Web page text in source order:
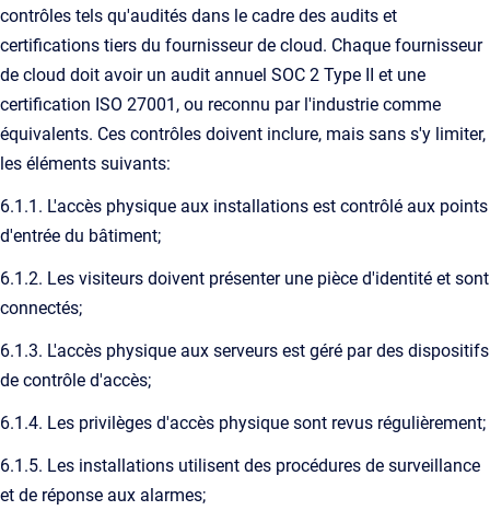
contrôles tels qu'audités dans le cadre des audits et
certifications tiers du fournisseur de cloud. Chaque fournisseur
de cloud doit avoir un audit annuel SOC 2 Type II et une
certification ISO 27001, ou reconnu par l'industrie comme
équivalents. Ces contrôles doivent inclure, mais sans s'y limiter,
les éléments suivants:
6.1.1. L'accès physique aux installations est contrôlé aux points
d'entrée du bâtiment;
6.1.2. Les visiteurs doivent présenter une pièce d'identité et sont
connectés;
6.1.3. L'accès physique aux serveurs est géré par des dispositifs
de contrôle d'accès;
6.1.4. Les privilèges d'accès physique sont revus régulièrement;
6.1.5. Les installations utilisent des procédures de surveillance
et de réponse aux alarmes;